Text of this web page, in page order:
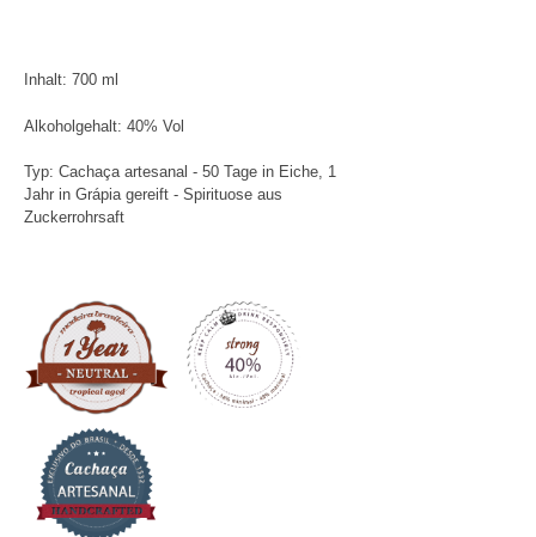
Inhalt: 700 ml
Alkoholgehalt: 40% Vol
Typ: Cachaça artesanal - 50 Tage in Eiche, 1
Jahr in Grápia gereift - Spirituose aus
Zuckerrohrsaft